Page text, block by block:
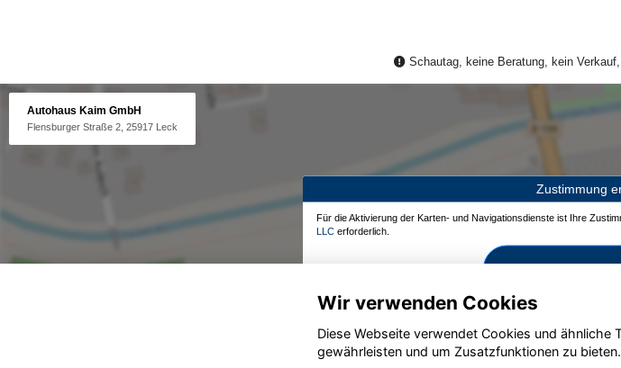
Schautag, keine Beratung, kein
Autohaus Kaim GmbH
Flensburger Straße 2, 25917 Leck
Zustimmung
Für die Aktivierung der Karten- und Navigationsdienste ist Ihre
LLC erforderlich.
Zustimmen
Wir verwenden Cookies
Diese Webseite verwendet Cookies und ähnliche
gewährleisten und um Zusatzfunktionen zu bieten.